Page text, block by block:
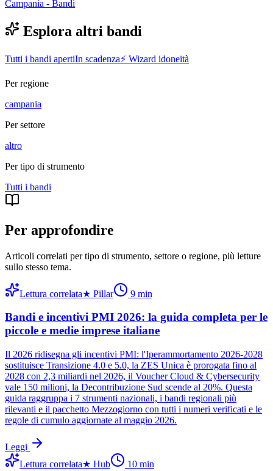
Campania - Bandi
Esplora altri bandi
Tutti i bandi apertiIn scadenza⚡ Wizard idoneità
Per regione
campania
Per settore
altro
Per tipo di strumento
Tutti i bandi
Per approfondire
Articoli correlati per tipo di strumento, settore o regione, più letture
sullo stesso tema.
Lettura correlata★ Pillar 9 min
Bandi e incentivi PMI 2026: la guida completa per le
piccole e medie imprese italiane
Il 2026 ridisegna gli incentivi PMI: l'Iperammortamento 2026-2028
sostituisce Transizione 4.0 e 5.0, la ZES Unica è prorogata fino al
2028 con 2,3 miliardi nel 2026, il Voucher Cloud & Cybersecurity
vale 150 milioni, la Decontribuzione Sud scende al 20%. Questa
guida raggruppa i 7 strumenti nazionali, i bandi regionali più
rilevanti e il pacchetto Mezzogiorno con tutti i numeri verificati e le
regole di cumulo aggiornate al maggio 2026.
Leggi
Lettura correlata★ Hub 10 min